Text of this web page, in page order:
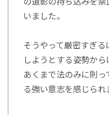
いました。
そうやって厳密すぎ
しようとする姿勢から
あくまで法のみに則
る強い意志を感じられ